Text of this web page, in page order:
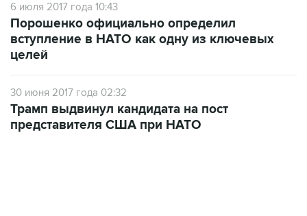
6 июля 2017 года 10:43
Порошенко официально определил
вступление в НАТО как одну из ключевых
целей
30 июня 2017 года 02:32
Трамп выдвинул кандидата на пост
представителя США при НАТО